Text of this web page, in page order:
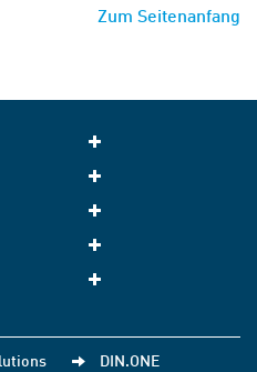
Zum Seitenanfang
DIN.ONE